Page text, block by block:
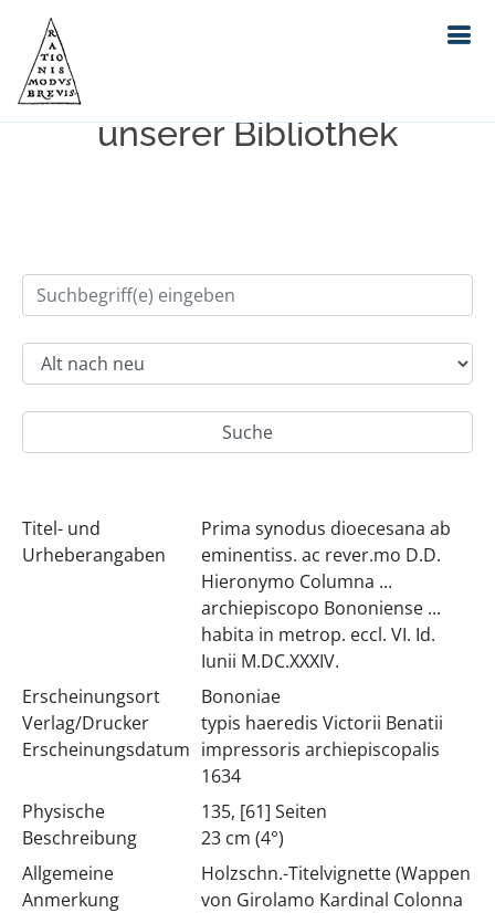
Einfache Suche im Bestand
unserer Bibliothek
Titel- und
Urheberangaben
Prima synodus dioecesana ab
eminentiss. ac rever.mo D.D.
Hieronymo Columna ...
archiepiscopo Bononiense ...
habita in metrop. eccl. VI. Id.
Iunii M.DC.XXXIV.
Erscheinungsort
Verlag/Drucker
Erscheinungsdatum
Bononiae
typis haeredis Victorii Benatii
impressoris archiepiscopalis
1634
Physische
Beschreibung
135, [61] Seiten
23 cm (4°)
Allgemeine
Anmerkung
Holzschn.-Titelvignette (Wappen
von Girolamo Kardinal Colonna